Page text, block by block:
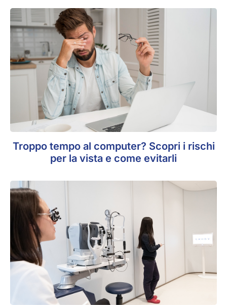
Troppo tempo al computer? Scopri i rischi
per la vista e come evitarli